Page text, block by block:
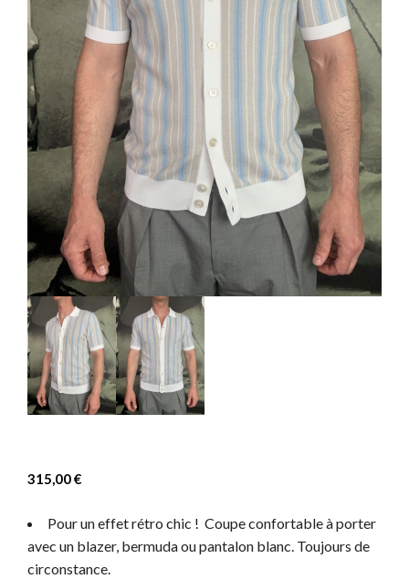
315,00€
Pour un effet rétro chic ! Coupe confortable à porter
avec un blazer, bermuda ou pantalon blanc. Toujours de
circonstance.